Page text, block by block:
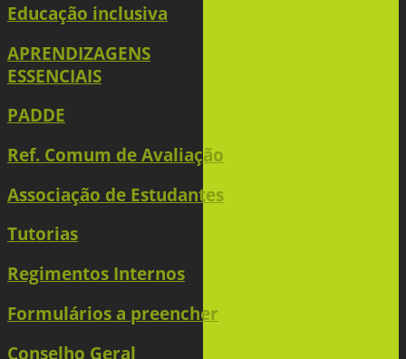
Educação inclusiva
APRENDIZAGENS
ESSENCIAIS
PADDE
Ref. Comum de Avaliação
Associação de Estudantes
Tutorias
Regimentos Internos
Formulários a preencher
Conselho Geral